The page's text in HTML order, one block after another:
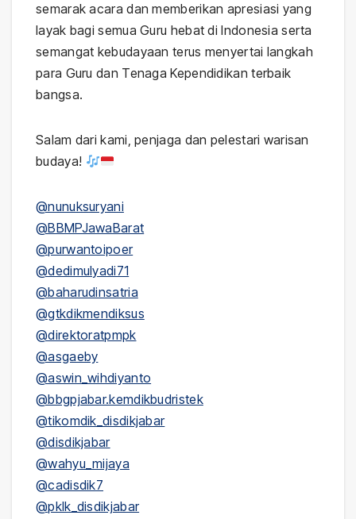
semarak acara dan memberikan apresiasi yang
layak bagi semua Guru hebat di Indonesia serta
semangat kebudayaan terus menyertai langkah
para Guru dan Tenaga Kependidikan terbaik
bangsa.
Salam dari kami, penjaga dan pelestari warisan
budaya!
@nunuksuryani
@BBMPJawaBarat
@purwantoipoer
@dedimulyadi71
@baharudinsatria
@gtkdikmendiksus
@direktoratpmpk
@asgaeby
@aswin_wihdiyanto
@bbgpjabar.kemdikbudristek
@tikomdik_disdikjabar
@disdikjabar
@wahyu_mijaya
@cadisdik7
@pklk_disdikjabar